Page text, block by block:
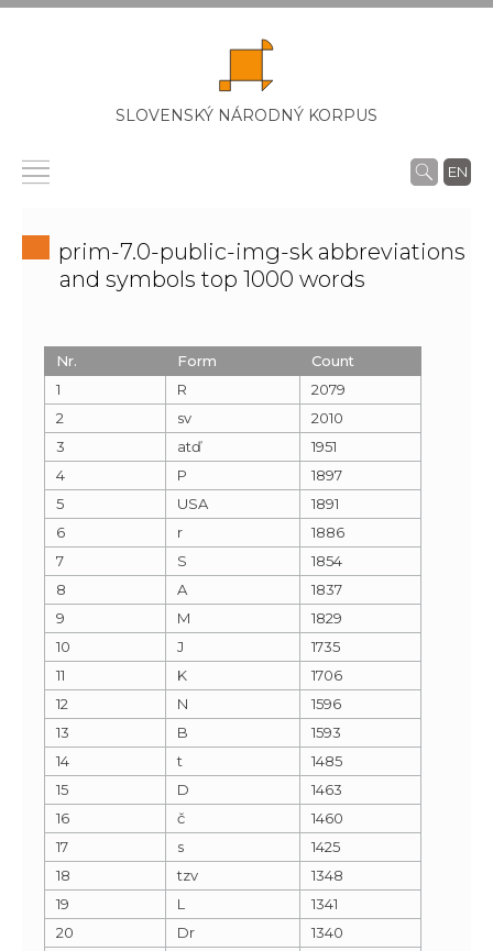
SLOVENSKÝ NÁRODNÝ KORPUS
EN
prim-7.0-public-img-sk abbreviations
and symbols top 1000 words
Nr. Form
Count
1
R
2079
2
sv
2010
3
atď
1951
4
P
1897
5
USA
1891
6
r
1886
7
S
1854
8
A
1837
9
M
1829
10
J
1735
11
K
1706
12
N
1596
13
B
1593
14
t
1485
15
D
1463
16
č
1460
17
s
1425
18
tzv
1348
19
L
1341
20
Dr
1340